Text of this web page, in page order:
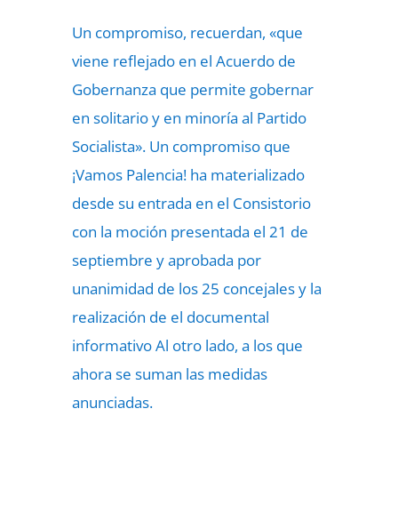
Un compromiso, recuerdan, «que
viene reflejado en el Acuerdo de
Gobernanza que permite gobernar
en solitario y en minoría al Partido
Socialista». Un compromiso que
¡Vamos Palencia! ha materializado
desde su entrada en el Consistorio
con la moción presentada el 21 de
septiembre y aprobada por
unanimidad de los 25 concejales y la
realización de el documental
informativo Al otro lado, a los que
ahora se suman las medidas
anunciadas.